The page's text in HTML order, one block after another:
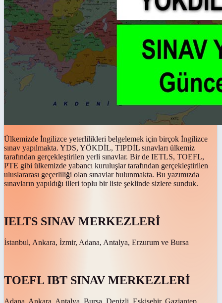
Ülkemizde İngilizce yeterlilikleri belgelemek için birçok İngilizce
sınav yapılmakta. YDS, YÖKDİL, TIPDİL sınavları ülkemiz
tarafından gerçekleştirilen yerli sınavlar. Bir de IETLS, TOEFL,
PTE gibi ülkemizde yabancı kuruluşlar tarafından gerçekleştirilen
uluslararası geçerliliği olan sınavlar bulunmakta. Bu yazımızda
sınavların yapıldığı illeri toplu bir liste şeklinde sizlere sunduk.
IELTS SINAV MERKEZLERİ
İstanbul, Ankara, İzmir, Adana, Antalya, Erzurum ve Bursa
TOEFL IBT SINAV MERKEZLERİ
Adana, Ankara, Antalya, Bursa, Denizli, Eskişehir, Gaziantep,